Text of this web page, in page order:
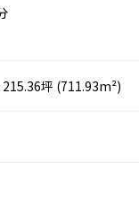
坪 (711.93m²)